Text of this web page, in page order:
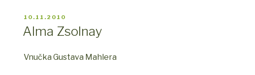
PUBLIKOVÁNO
10.11.2010
Alma Zsolnay
Vnučka Gustava Mahlera